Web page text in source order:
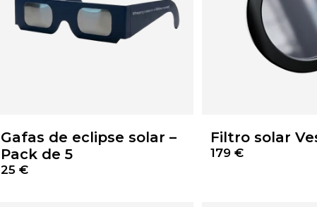
Gafas de eclipse solar –
Pack de 5
25 €
Filtro solar
179 €